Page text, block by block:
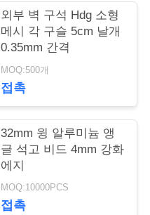
외부 벽 구석 Hdg 소형
메시 각 구슬 5cm 날개
0.35mm 간격
MOQ:500개
접촉
32mm 윙 알루미늄 앵
글 석고 비드 4mm 강화
에지
MOQ:10000PCS
접촉